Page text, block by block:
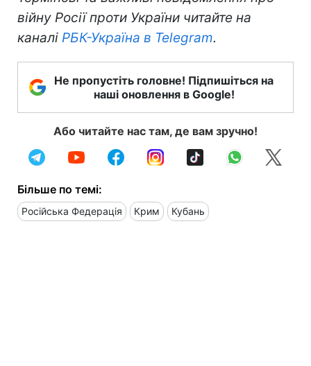
війну Росії проти України читайте на
каналі РБК-Україна в Telegram.
Не пропустіть головне! Підпишіться на
наші оновлення в Google!
Або читайте нас там, де вам зручно!
Більше по темі:
Російська Федерація Крим Кубань